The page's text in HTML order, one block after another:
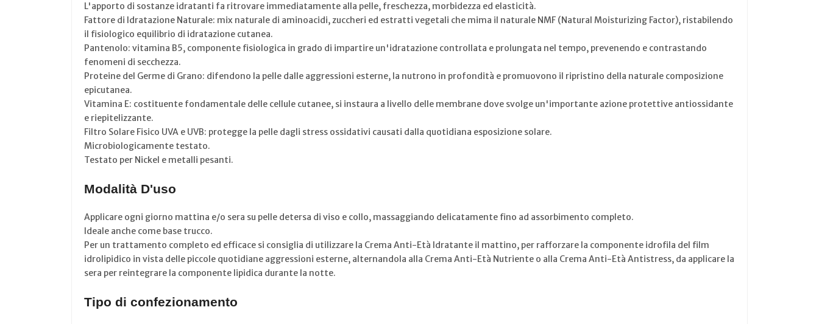
L'apporto di sostanze idratanti fa ritrovare immediatamente alla pelle, freschezza, morbidezza ed elasticità.
Fattore di Idratazione Naturale: mix naturale di aminoacidi, zuccheri ed estratti vegetali che mima il naturale NMF (Natural Moisturizing Factor), ristabilendo
il fisiologico equilibrio di idratazione cutanea.
Pantenolo: vitamina B5, componente fisiologica in grado di impartire un'idratazione controllata e prolungata nel tempo, prevenendo e contrastando
fenomeni di secchezza.
Proteine del Germe di Grano: difendono la pelle dalle aggressioni esterne, la nutrono in profondità e promuovono il ripristino della naturale composizione
epicutanea.
Vitamina E: costituente fondamentale delle cellule cutanee, si instaura a livello delle membrane dove svolge un'importante azione protettive antiossidante
e riepitelizzante.
Filtro Solare Fisico UVA e UVB: protegge la pelle dagli stress ossidativi causati dalla quotidiana esposizione solare.
Microbiologicamente testato.
Testato per Nickel e metalli pesanti.
Modalità D'uso
Applicare ogni giorno mattina e/o sera su pelle detersa di viso e collo, massaggiando delicatamente fino ad assorbimento completo.
Ideale anche come base trucco.
Per un trattamento completo ed efficace si consiglia di utilizzare la Crema Anti-Età Idratante il mattino, per rafforzare la componente idrofila del film
idrolipidico in vista delle piccole quotidiane aggressioni esterne, alternandola alla Crema Anti-Età Nutriente o alla Crema Anti-Età Antistress, da applicare la
sera per reintegrare la componente lipidica durante la notte.
Tipo di confezionamento